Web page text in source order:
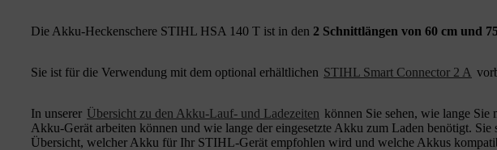
Die Akku-Heckenschere STIHL HSA 140 T ist in den 2 Schnittlängen von 60 cm und
Sie ist für die Verwendung mit dem optional erhältlichen STIHL Smart Connector 2 A
In unserer Übersicht zu den Akku-Lauf- und Ladezeiten können Sie sehen, wie lange
Akku-Gerät arbeiten können und wie lange der eingesetzte Akku zum Laden benötigt. Sie
Übersicht, welcher Akku für Ihr STIHL-Gerät empfohlen wird und welche Akkus